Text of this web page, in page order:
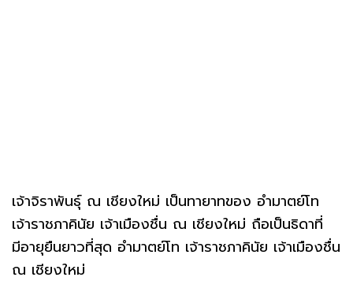
เจ้าจิราพันธุ์ ณ เชียงใหม่ เป็นทายาทของ อำมาตย์โท
เจ้าราชภาคินัย เจ้าเมืองชื่น ณ เชียงใหม่ ถือเป็นธิดาที่
มีอายุยืนยาวที่สุด อำมาตย์โท เจ้าราชภาคินัย เจ้าเมืองชื่น
ณ เชียงใหม่